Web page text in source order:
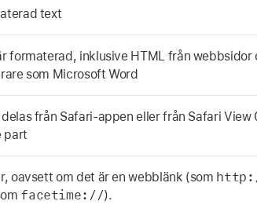
text
formaterad, inklusive HTML från webbsidor
som Microsoft Word
delas från Safari-appen eller från Safari View
part
oavsett om det är en webblänk (som
facetime://).